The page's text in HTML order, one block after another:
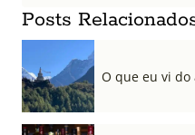
Posts
O que eu vi do